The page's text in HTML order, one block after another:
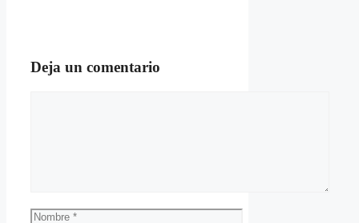
Deja un comentario
Nombre